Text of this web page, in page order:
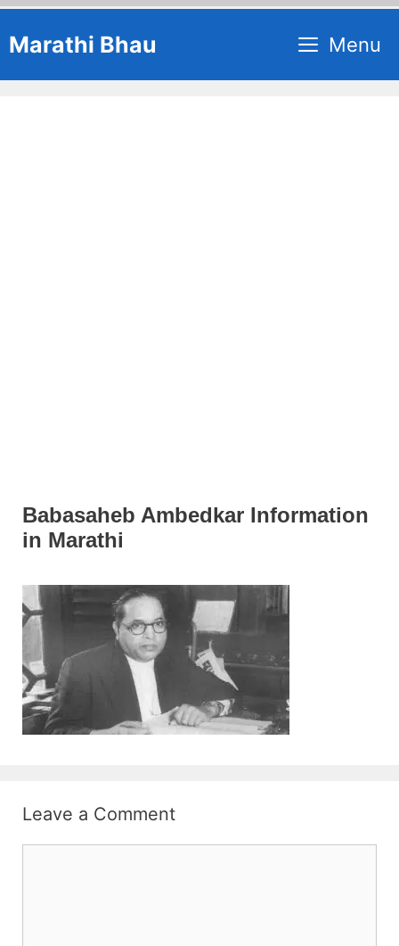
toMarathi Bhau Menu
Babasaheb Ambedkar Information
in Marathi
Leave a Comment